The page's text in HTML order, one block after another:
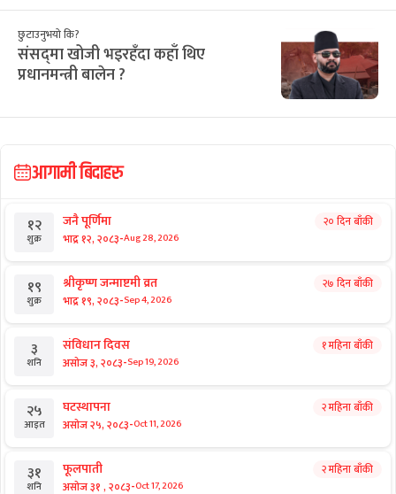
छुटाउनुभयो कि?
संसद्‌मा खोजी भइरहँदा कहाँ थिए
प्रधानमन्त्री बालेन ?
आगामी बिदाहरु
१२
शुक्र
जनै पूर्णिमा
भाद्र १२, २०८३-Aug 28, 2026
२० दिन बाँकी
१९
शुक्र
श्रीकृष्ण जन्माष्टमी व्रत
भाद्र १९, २०८३-Sep 4, 2026
२७ दिन बाँकी
३
शनि
संविधान दिवस
असोज ३, २०८३-Sep 19, 2026
१ महिना बाँकी
२५
आइत
घटस्थापना
असोज २५, २०८३-Oct 11, 2026
२ महिना बाँकी
३१
शनि
फूलपाती
असोज ३१ , २०८३-Oct 17, 2026
२ महिना बाँकी